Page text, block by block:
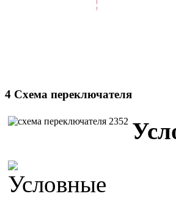
4 Схема переключателя